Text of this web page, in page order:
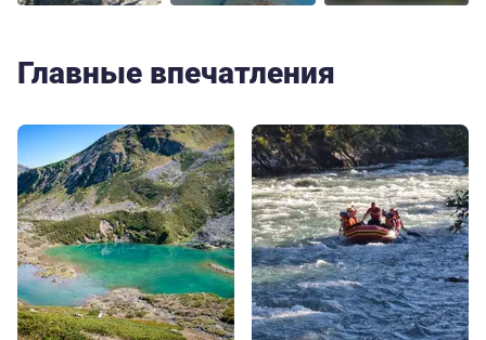
Главные впечатления